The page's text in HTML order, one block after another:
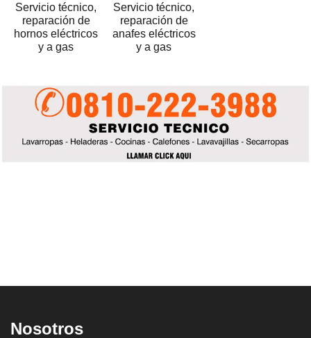
Servicio técnico,
reparación de
hornos eléctricos
y a gas
Servicio técnico,
reparación de
anafes eléctricos
y a gas
Nosotros